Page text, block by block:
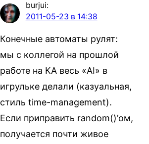
burjui:
2011-05-23 в 14:38
Конечные автоматы рулят:
мы с коллегой на прошлой
работе на КА весь «AI» в
игрульке делали (казуальная,
стиль time-management).
Если приправить random()’ом,
получается почти живое